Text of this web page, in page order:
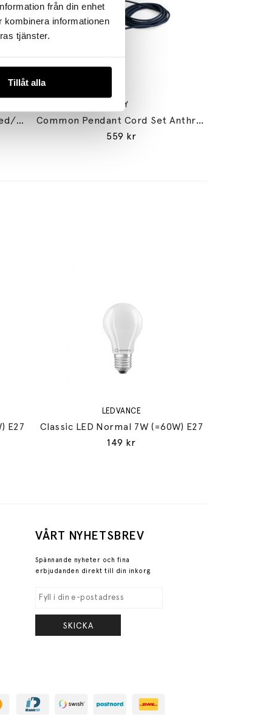
från din enhet
informationen
tjänster.
Tillåt alla
Common Bordslampa Signal Red/Signal Red
HAY
Common Pendant Cord Set Anthracite Blue
559 kr
E27
LEDVANCE
Classic LED Normal 7W (=60W) E27
149 kr
VÅRT NYHETSBREV
Spännande nyheter och fina
erbjudanden direkt till din inkorg
SKICKA